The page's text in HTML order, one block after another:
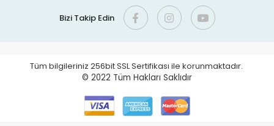
Bizi Takip Edin
Tüm bilgileriniz 256bit SSL Sertifikası ile korunmaktadır.
© 2022 Tüm Hakları Saklıdır